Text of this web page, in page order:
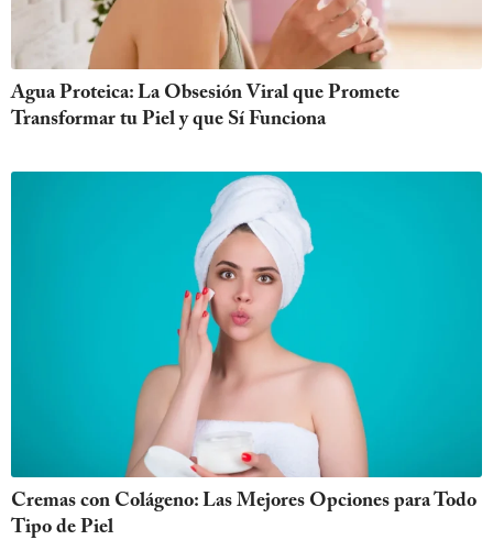
Agua Proteica: La Obsesión Viral que Promete
Transformar tu Piel y que Sí Funciona
Cremas con Colágeno: Las Mejores Opciones para Todo
Tipo de Piel